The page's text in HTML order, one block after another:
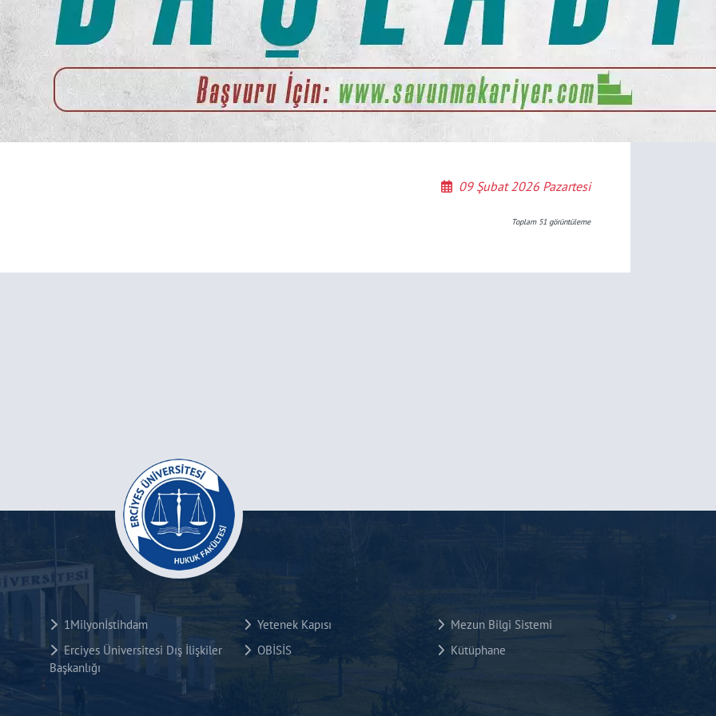
09 Şubat 2026 Pazartesi
Toplam 51 görüntüleme
1Milyonİstihdam Yetenek Kapısı
Mezun Bilgi Sistemi
Erciyes Üniversitesi Dış İlişkiler
Başkanlığı
OBİSİS Kütüphane